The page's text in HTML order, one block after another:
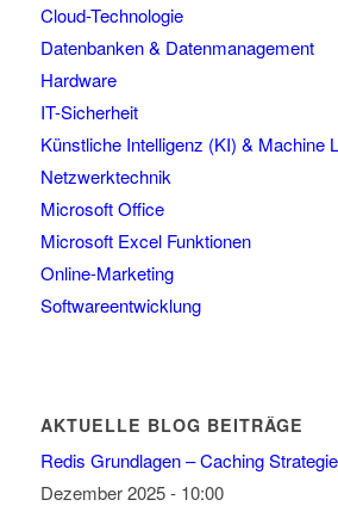
Cloud-Technologie
Datenbanken & Datenmanagement
Hardware
IT-Sicherheit
Künstliche Intelligenz (KI) & Machine
Netzwerktechnik
Microsoft Office
Microsoft Excel Funktionen
Online-Marketing
Softwareentwicklung
AKTUELLE BLOG BEITRÄGE
Redis Grundlagen – Caching
Dezember 2025 - 10:00